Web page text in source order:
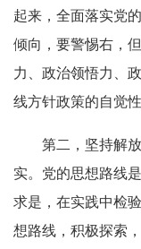
起来，全面落实党
倾向，要警惕右，
力、政治领悟力、
线方针政策的自觉性
第二，坚持解放
实。党的思想路线
求是，在实践中检
想路线，积极探索